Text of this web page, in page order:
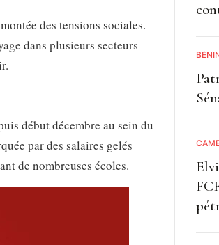
des tensions sociales.
dans plusieurs secteurs
début décembre au sein du
par des salaires gelés
de nombreuses écoles.